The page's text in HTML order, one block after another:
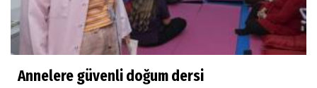
Annelere güvenli doğum dersi